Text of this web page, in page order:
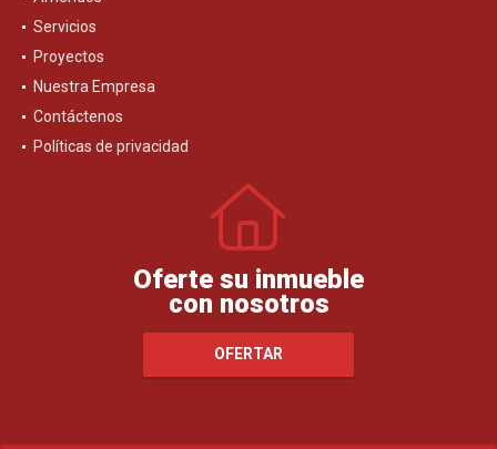
Servicios
Proyectos
Nuestra Empresa
Contáctenos
Políticas de privacidad
Oferte su inmueble
con nosotros
OFERTAR